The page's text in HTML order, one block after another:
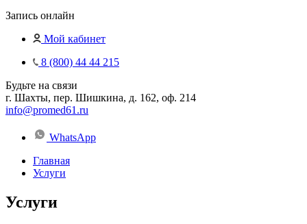
Запись онлайн
Мой кабинет
8 (800) 44 44 215
Будьте на связи
г. Шахты, пер. Шишкина, д. 162, оф. 214
info@promed61.ru
WhatsApp
Главная
Услуги
Услуги